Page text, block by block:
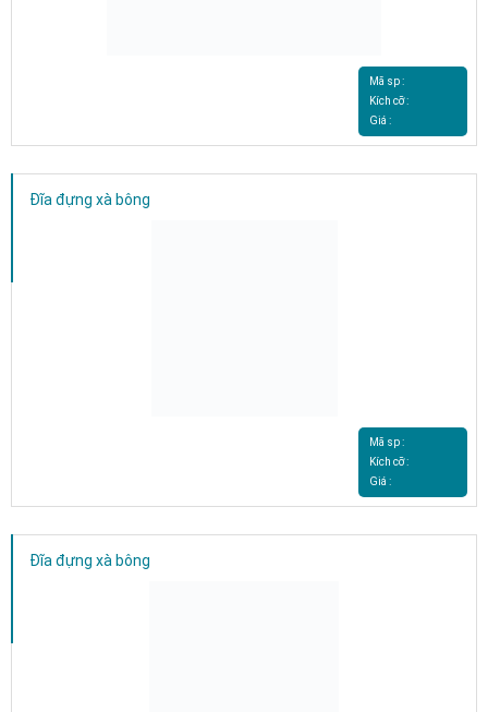
Mã sp :
Kích cỡ :
Giá :
Đĩa đựng xà bông
Mã sp :
Kích cỡ :
Giá :
Đĩa đựng xà bông